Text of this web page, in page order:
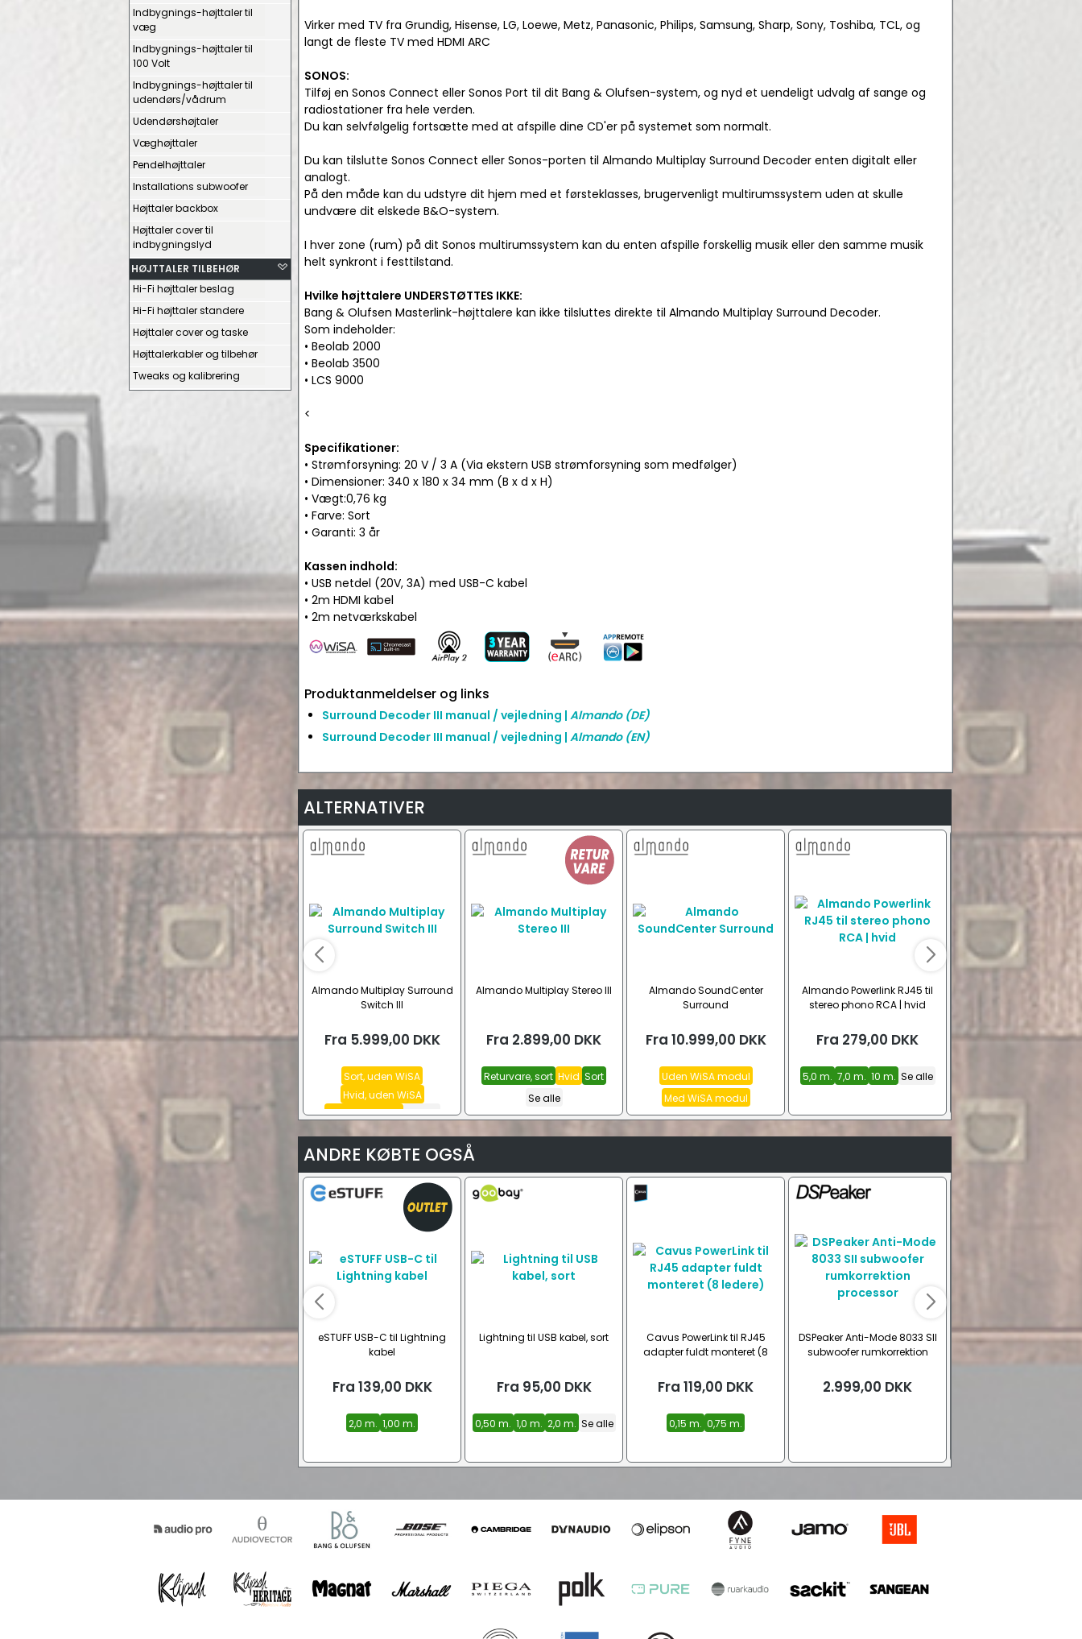
Indbygnings-højttaler til
væg
Indbygnings-højttaler til
100 Volt
Indbygnings-højttaler til
udendørs/vådrum
Udendørshøjtaler
Væghøjttaler
Pendelhøjttaler
Installations subwoofer
Højttaler backbox
Højttaler cover til
indbygningslyd
HØJTTALER TILBEHØR
Hi-Fi højttaler beslag
Hi-Fi højttaler standere
Højttaler cover og taske
Højttalerkabler og tilbehør
Tweaks og kalibrering
Virker med TV fra Grundig, Hisense, LG, Loewe, Metz, Panasonic, Philips, Samsung, Sharp, Sony, Toshiba, TCL, og
langt de fleste TV med HDMI ARC
SONOS:
Tilføj en Sonos Connect eller Sonos Port til dit Bang & Olufsen-system, og nyd et uendeligt udvalg af sange og
radiostationer fra hele verden.
Du kan selvfølgelig fortsætte med at afspille dine CD'er på systemet som normalt.
Du kan tilslutte Sonos Connect eller Sonos-porten til Almando Multiplay Surround Decoder enten digitalt eller
analogt.
På den måde kan du udstyre dit hjem med et førsteklasses, brugervenligt multirumssystem uden at skulle
undvære dit elskede B&O-system.
I hver zone (rum) på dit Sonos multirumssystem kan du enten afspille forskellig musik eller den samme musik
helt synkront i festtilstand.
Hvilke højttalere UNDERSTØTTES IKKE:
Bang & Olufsen Masterlink-højttalere kan ikke tilsluttes direkte til Almando Multiplay Surround Decoder.
Som indeholder:
• Beolab 2000
• Beolab 3500
• LCS 9000
<
Specifikationer:
• Strømforsyning: 20 V / 3 A (Via ekstern USB strømforsyning som medfølger)
• Dimensioner: 340 x 180 x 34 mm (B x d x H)
• Vægt:0,76 kg
• Farve: Sort
• Garanti: 3 år
Kassen indhold:
• USB netdel (20V, 3A) med USB-C kabel
• 2m HDMI kabel
• 2m netværkskabel
Produktanmeldelser og links
Surround Decoder III manual / vejledning | Almando (DE)
Surround Decoder III manual / vejledning | Almando (EN)
ALTERNATIVER
Almando Multiplay Surround
Switch III
Fra 5.999,00 DKK
Sort, uden WiSA
Hvid, uden WiSA
Sort, med WiSA Se alle
Almando Multiplay Stereo III
Fra 2.899,00 DKK
Returvare, sort Hvid Sort
Se alle
Almando SoundCenter
Surround
Fra 10.999,00 DKK
Uden WiSA modul
Med WiSA modul
Almando Powerlink RJ45 til
stereo phono RCA | hvid
Fra 279,00 DKK
5,0 m. 7,0 m. 10 m. Se alle
stereo phono RCA |
Fra239,00DKK
ANDRE KØBTE OGSÅ
eSTUFF USB-C til Lightning
kabel
Fra 139,00 DKK
2,0 m. 1,00 m.
Lightning til USB kabel, sort
Fra 95,00 DKK
0,50 m. 1,0 m. 2,0 m. Se alle
Cavus PowerLink til RJ45
adapter fuldt monteret (8
Fra 119,00 DKK
0,15 m. 0,75 m.
DSPeaker Anti-Mode 8033 SII
subwoofer rumkorrektion
2.999,00 DKK
Lindy Gold HDMI til